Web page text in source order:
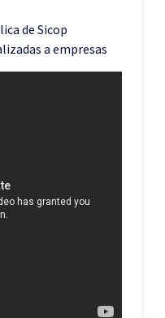
de Sicop
a empresas